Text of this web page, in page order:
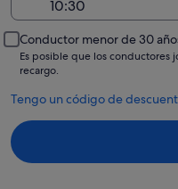
Conductor menor de 30
Es posible que los conductores
recargo.
Tengo un código de